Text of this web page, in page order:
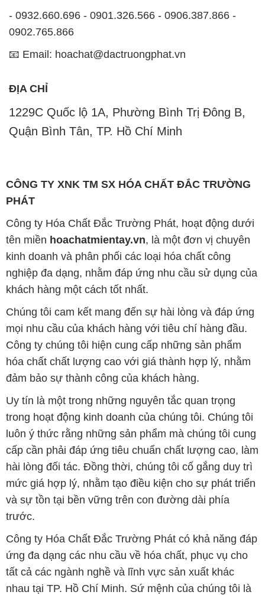
- 0932.660.696 - 0901.326.566 - 0906.387.866 -
0902.765.866
📧 Email: hoachat@dactruongphat.vn
ĐỊA CHỈ
1229C Quốc lộ 1A, Phường Bình Trị Đông B,
Quận Bình Tân, TP. Hồ Chí Minh
CÔNG TY XNK TM SX HÓA CHẤT ĐẮC TRƯỜNG
PHÁT
Công ty Hóa Chất Đắc Trường Phát, hoạt động dưới
tên miền hoachatmientay.vn, là một đơn vị chuyên
kinh doanh và phân phối các loại hóa chất công
nghiệp đa dạng, nhằm đáp ứng nhu cầu sử dụng của
khách hàng một cách tốt nhất.
Chúng tôi cam kết mang đến sự hài lòng và đáp ứng
mọi nhu cầu của khách hàng với tiêu chí hàng đầu.
Công ty chúng tôi hiện cung cấp những sản phẩm
hóa chất chất lượng cao với giá thành hợp lý, nhằm
đảm bảo sự thành công của khách hàng.
Uy tín là một trong những nguyên tắc quan trọng
trong hoạt động kinh doanh của chúng tôi. Chúng tôi
luôn ý thức rằng những sản phẩm mà chúng tôi cung
cấp cần phải đáp ứng tiêu chuẩn chất lượng cao, làm
hài lòng đối tác. Đồng thời, chúng tôi cố gắng duy trì
mức giá hợp lý, nhằm tạo điều kiện cho sự phát triển
và sự tồn tại bền vững trên con đường dài phía
trước.
Công ty Hóa Chất Đắc Trường Phát có khả năng đáp
ứng đa dạng các nhu cầu về hóa chất, phục vụ cho
tất cả các ngành nghề và lĩnh vực sản xuất khác
nhau tại TP. Hồ Chí Minh. Sứ mệnh của chúng tôi là